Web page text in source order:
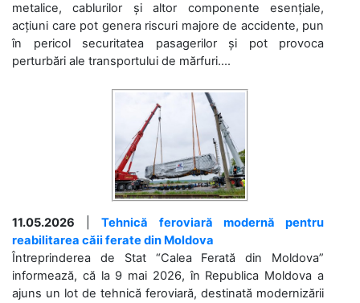
metalice, cablurilor și altor componente esențiale,
acțiuni care pot genera riscuri majore de accidente, pun
în pericol securitatea pasagerilor și pot provoca
perturbări ale transportului de mărfuri....
11.05.2026 |Tehnică feroviară modernă pentru
reabilitarea căii ferate din Moldova
Întreprinderea de Stat “Calea Ferată din Moldova”
informează, că la 9 mai 2026, în Republica Moldova a
ajuns un lot de tehnică feroviară, destinată modernizării